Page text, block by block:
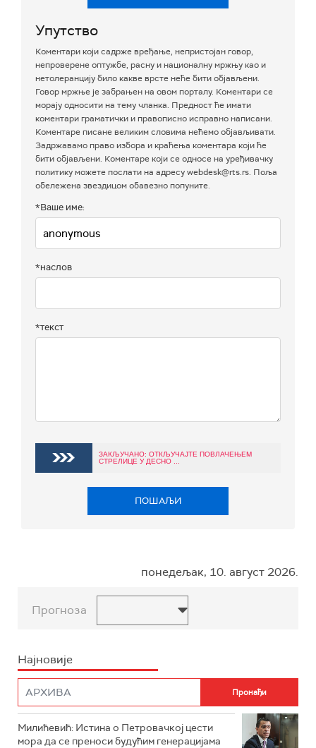
Упутство
Коментари који садрже вређање, непристојан говор,
непроверене оптужбе, расну и националну мржњу као и
нетолеранцију било какве врсте неће бити објављени.
Говор мржње је забрањен на овом порталу. Коментари се
морају односити на тему чланка. Предност ће имати
коментари граматички и правописно исправно написани.
Коментаре писане великим словима нећемо објављивати.
Задржавамо право избора и краћења коментара који ће
бити објављени. Коментаре који се односе на уређивачку
политику можете послати на адресу webdesk@rts.rs. Поља
обележена звездицом обавезно попуните.
*Ваше име:
*наслов
*текст
ЗАКЉУЧАНО: ОТКЉУЧАЈТЕ ПОВЛАЧЕЊЕМ
СТРЕЛИЦЕ У ДЕСНО ...
ПОШАЉИ
понедељак, 10. август 2026.
Прогноза
Најновије
Милићевић: Истина о Петровачкој цести
мора да се преноси будућим генерацијама